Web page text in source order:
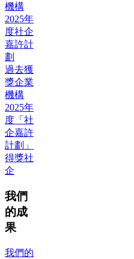
機構
2025年
度社企
嘉許計
劃
過去獲
獎企業
機構
2025年
度「社
企嘉許
計劃」
得獎社
企
我們
的成
果
我們的